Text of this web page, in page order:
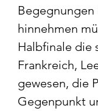
hinnehmen
Halbfinale die
Frankreich,
gewesen, die
Gegenpunkt